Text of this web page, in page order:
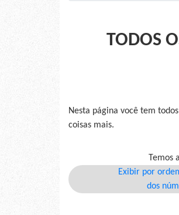
TODOS
Nesta página você tem
coisas mais.
Exibir por
dos